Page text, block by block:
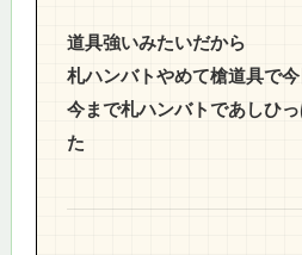
道具強いみたいだから
札ハンバトやめて槍道具で
今まで札ハンバトであしひ
た